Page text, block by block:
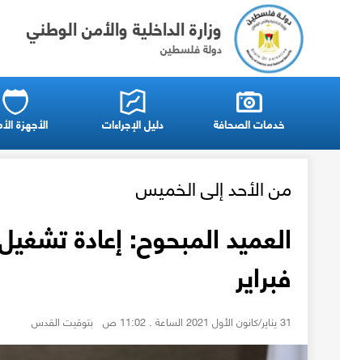
دولة فلسطين
وزارة الداخلية والأمن الوطني
خدمات الصحافة دليل الإجراءات الأجهزة
من الأحد إلى الخميس
فبراير
31 يناير/كانون الأول 2021 الساعة . 11:02 ص بتوقيت القدس